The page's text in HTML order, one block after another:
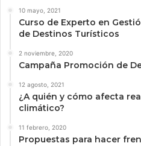
10 mayo, 2021
Curso de Experto en
de Destinos Turísticos
2 noviembre, 2020
Campaña Promoción de
12 agosto, 2021
¿A quién y cómo afecta
climático?
11 febrero, 2020
Propuestas para hacer